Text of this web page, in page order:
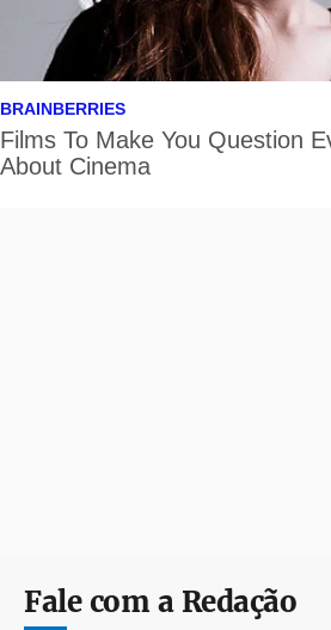
Fale com a Redação